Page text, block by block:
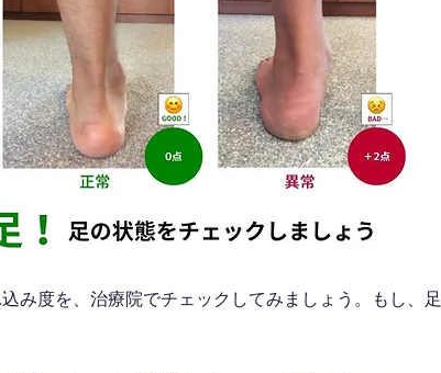
み度を、治療院でチェックしてみましょう。もし、足